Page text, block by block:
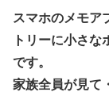
スマホのメモア
トリーに小さ
です。
家族全員が見て